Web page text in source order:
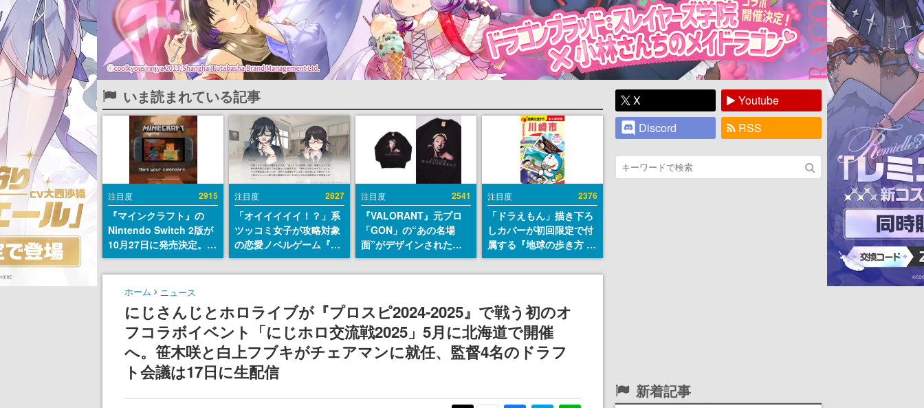
いま読まれている記事
注目度 2915
『マインクラフト』の
Nintendo Switch 2版が
10月27日に発売決定。描
画設定はデフォルトで
「バイブラントビジュア
ルズ」となり、より豊か
注目度 2827
「オイイイイイ！？」系
ツッコミ女子が攻略対象
の恋愛ノベルゲーム『美
術部カノジョ』Steamス
トアページが公開。「お
ー？＾＾」暗黒微笑の夢
女子や、萌え声不思議ち
ゃん女子と青春を謳歌
注目度 2541
『VALORANT』元プロ
「GON」の“あの名場
面”がデザインされた新
作グッズが本日8月5日よ
り期間限定で発売。Tシ
クキーなどが全品受注生
産で登場、過去に発売し
たグッズの再販も
注目度 2376
「ドラえもん」描き下ろ
しカバーが初回限定で付
属する『地球の歩き方 川
崎市』が8月6日に発売。
全400ページの大ボリュ
ホーム ニュース
にじさんじとホロライブが『プロスピ2024-2025』で戦う初のオ
フコラボイベント「にじホロ交流戦2025」5月に北海道で開催
へ。笹木咲と白上フブキがチェアマンに就任、監督4名のドラフ
ト会議は17日に生配信
X
Youtube
Discord
RSS
新着記事